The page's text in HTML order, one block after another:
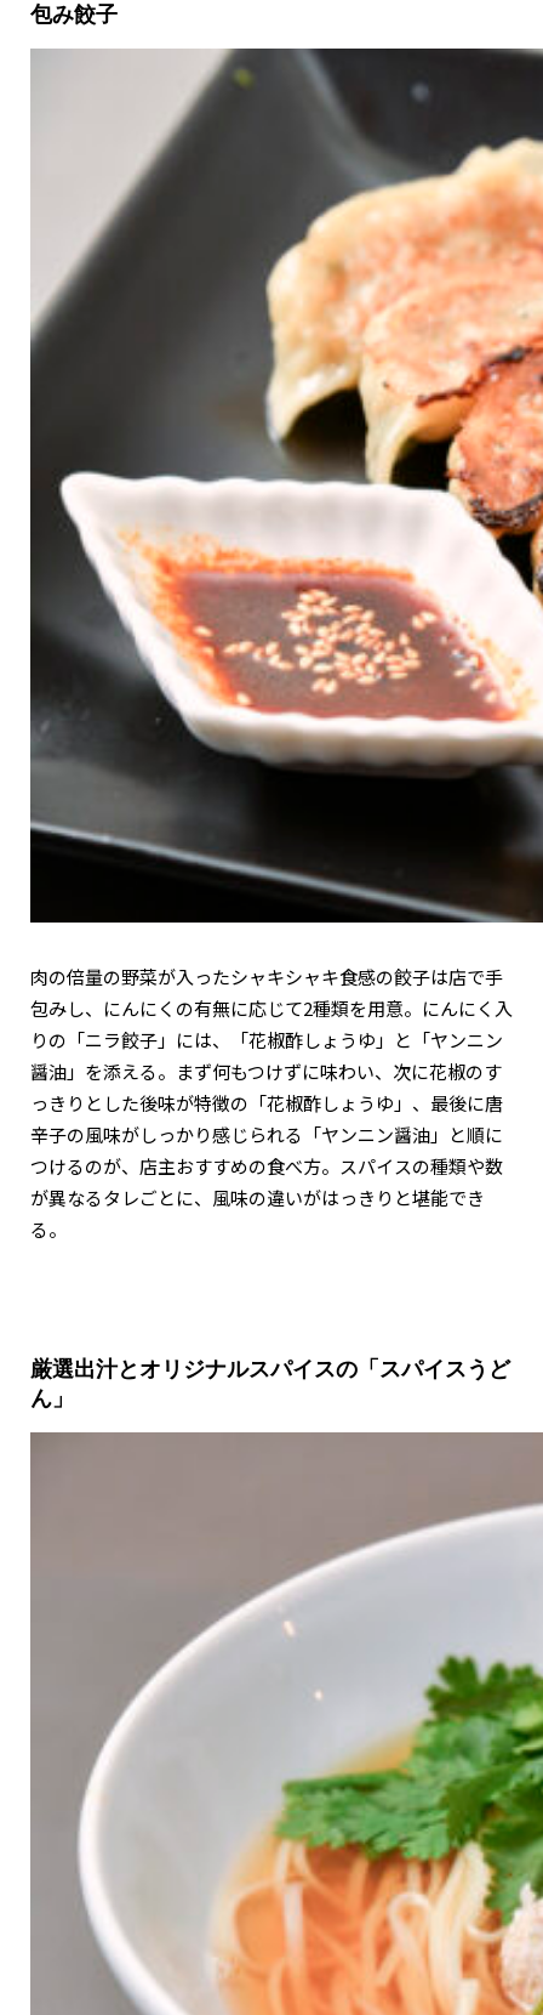
包み餃子
肉の倍量の野菜が入ったシャキシャキ食感の餃子は店で手
包みし、にんにくの有無に応じて2種類を用意。にんにく入
りの「ニラ餃子」には、「花椒酢しょうゆ」と「ヤンニン
醤油」を添える。まず何もつけずに味わい、次に花椒のす
っきりとした後味が特徴の「花椒酢しょうゆ」、最後に唐
辛子の風味がしっかり感じられる「ヤンニン醤油」と順に
つけるのが、店主おすすめの食べ方。スパイスの種類や数
が異なるタレごとに、風味の違いがはっきりと堪能でき
る。
厳選出汁とオリジナルスパイスの「スパイスうど
ん」